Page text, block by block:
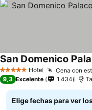
5 Estrellas Hotel Cena con
9,3 Excelente 1.434
Elige fechas para ver